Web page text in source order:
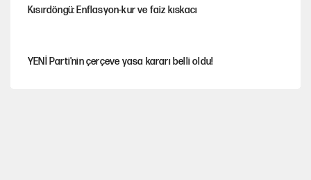
Kısırdöngü: Enflasyon-kur ve faiz kıskacı
YENİ Parti'nin çerçeve yasa kararı belli oldu!